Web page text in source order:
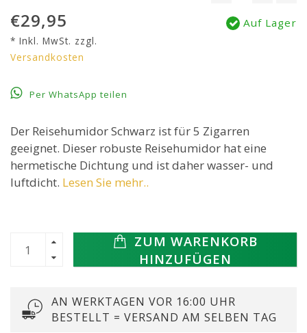
€29,95
* Inkl. MwSt. zzgl.
Versandkosten
Auf Lager
Per WhatsApp teilen
Der Reisehumidor Schwarz ist für 5 Zigarren
geeignet. Dieser robuste Reisehumidor hat eine
hermetische Dichtung und ist daher wasser- und
luftdicht. Lesen Sie mehr..
ZUM WARENKORB
HINZUFÜGEN
AN WERKTAGEN VOR 16:00 UHR
BESTELLT = VERSAND AM SELBEN TAG